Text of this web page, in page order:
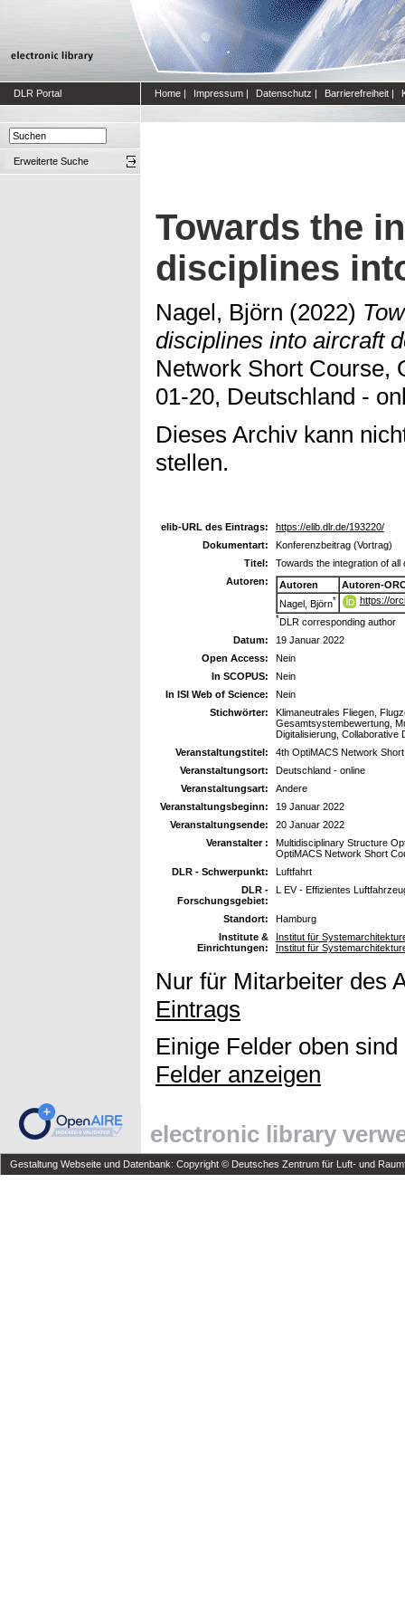
DLR Portal Home | Impressum | Datenschutz | Barrierefreiheit |
Erweiterte Suche
Towards the
disciplines
Nagel, Björn (2022)
disciplines into aircraft
Network Short Course,
01-20, Deutschland -
Dieses Archiv kann
stellen.
elib-URL des Eintrags:
https://elib.dlr.de/193220/
Dokumentart:
Konferenzbeitrag (Vortrag)
Titel:
Towards the integration of
Autoren:
Autoren
Autoren-
Nagel, Björn* https://
*DLR corresponding author
Datum:
19 Januar 2022
Open Access:
Nein
In SCOPUS:
Nein
In ISI Web of Science:
Nein
Stichwörter:
Klimaneutrales Fliegen,
Gesamtsystembewertung,
Digitalisierung, Collaborative
Veranstaltungstitel:
4th OptiMACS Network
Veranstaltungsort:
Deutschland - online
Veranstaltungsart:
Andere
Veranstaltungsbeginn:
19 Januar 2022
Veranstaltungsende:
20 Januar 2022
Veranstalter :
Multidisciplinary Structure
OptiMACS Network Short
DLR - Schwerpunkt:
Luftfahrt
DLR -
Forschungsgebiet:
L EV - Effizientes
Standort:
Hamburg
Institute &
Einrichtungen:
Institut für
Institut für
Nur für Mitarbeiter des
Eintrags
Einige Felder oben
Felder anzeigen
electronic library
Gestaltung Webseite und Datenbank: Copyright © Deutsches Zentrum für Luft- und